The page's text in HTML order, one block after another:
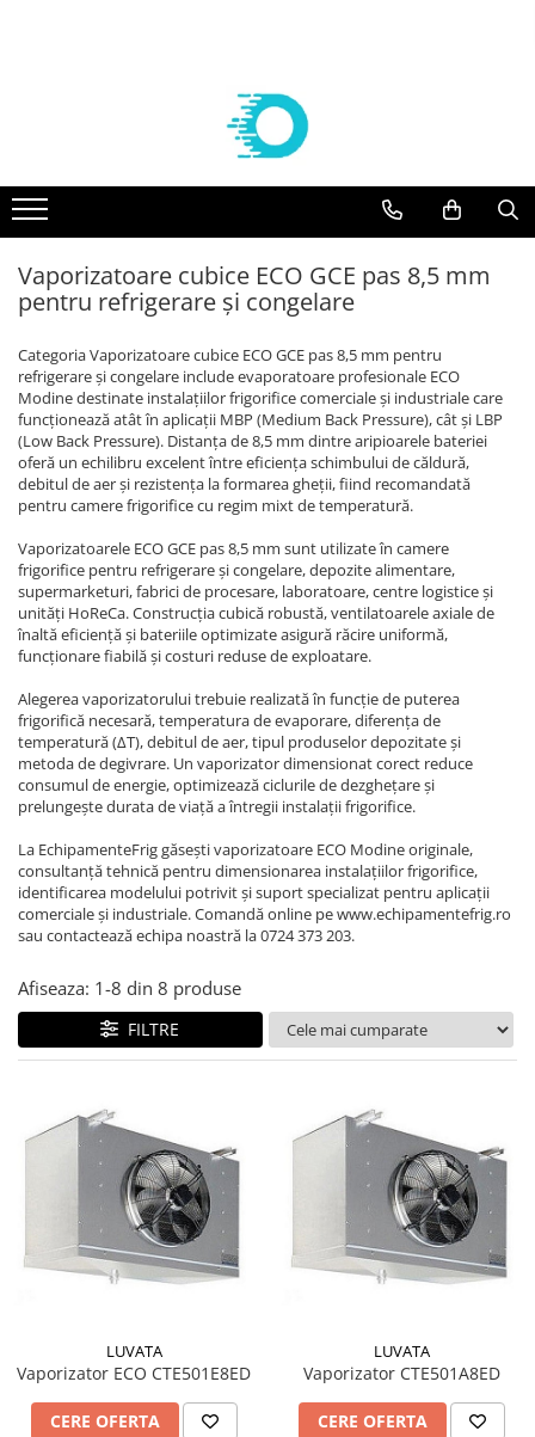
FILTRE CASTEL
Valve Solenoid
VALVE SOLENOID CASTEL
Valve Termostatice
Cartuse si carcase
CARTUSE DANFOSS
CARTUSE CASTEL
Condensatoare
Racorduri absorbtie vibratii
REZISTENTE DIGIVRARE
REZISTENTE SILICONICE
Uleiuri
Ventilatoare
Ventilatoare WEIGUANG
Ventilatoare turbina
VENTILATOARE AXIALE
AGREGATE EMBRACO R 134a
AGREGATE EMBRACO R 404a
Agregate Tecumseh
AGREGATE TECUMSEH R 134a
AGREGATE TECUMSEH R 404a
Compresoare frigorifice Embraco
R404A
Compresoare frigorifice Embraco
R290
Compresoare Embraco R600a
Compresoare Embraco R134a
Compresoare Tecumseh R134a
Compresoare Tecumseh R404A
Compresoare Danfoss
Compresoare Copeland
Compresoare Cubigel
Compresoare Cubigel R134a
Compresoare Cubigel R404a
Compresoare Jiaxipera
VAPORIZATOARE ECO-MODINE
Vaporizatoare ECO - Slim EVS
VAPORIZATOARE cubiceECO GCE/
CTE PAS 6 REFRIGERARE
PAS 8 REFRIGERARE/CONGELARE
VAPORIZATOARE ECO cubiceGCE
VAPORIZATOARE ECO- pas 3
dubluflux GDE refrigerare
Vaporizatoare GUNAY
Vaporizatoare CUBICE GUNAY
Vaporizatoare GUNAY DUBLU FLUX
Vaporizatoare GUNAY UNGHIULARE
VAPORIZATOARE LU-VE
Solutii curatare/igienizare
SUPORTI AER CONDITIONAT
KITURI INSTALARE AER
CONDITIONAT
ACCESORII AER CONDITIONAT
APARATE AER CONDITIONAT
Vaporizatoare cubice ECO GCE pas 8,5 mm
pentru refrigerare și congelare
Categoria Vaporizatoare cubice ECO GCE pas 8,5 mm pentru
refrigerare și congelare include evaporatoare profesionale ECO
Modine destinate instalațiilor frigorifice comerciale și industriale care
funcționează atât în aplicații MBP (Medium Back Pressure), cât și LBP
(Low Back Pressure). Distanța de 8,5 mm dintre aripioarele bateriei
oferă un echilibru excelent între eficiența schimbului de căldură,
debitul de aer și rezistența la formarea gheții, fiind recomandată
pentru camere frigorifice cu regim mixt de temperatură.
Vaporizatoarele ECO GCE pas 8,5 mm sunt utilizate în camere
frigorifice pentru refrigerare și congelare, depozite alimentare,
supermarketuri, fabrici de procesare, laboratoare, centre logistice și
unități HoReCa. Construcția cubică robustă, ventilatoarele axiale de
înaltă eficiență și bateriile optimizate asigură răcire uniformă,
funcționare fiabilă și costuri reduse de exploatare.
Alegerea vaporizatorului trebuie realizată în funcție de puterea
frigorifică necesară, temperatura de evaporare, diferența de
temperatură (ΔT), debitul de aer, tipul produselor depozitate și
metoda de degivrare. Un vaporizator dimensionat corect reduce
consumul de energie, optimizează ciclurile de dezghețare și
prelungește durata de viață a întregii instalații frigorifice.
La EchipamenteFrig găsești vaporizatoare ECO Modine originale,
consultanță tehnică pentru dimensionarea instalațiilor frigorifice,
identificarea modelului potrivit și suport specializat pentru aplicații
comerciale și industriale. Comandă online pe www.echipamentefrig.ro
sau contactează echipa noastră la 0724 373 203.
Afiseaza: 1-8 din 8 produse
FILTRE
LUVATA
Vaporizator ECO CTE501E8ED
CERE OFERTA
LUVATA
Vaporizator CTE501A8ED
CERE OFERTA